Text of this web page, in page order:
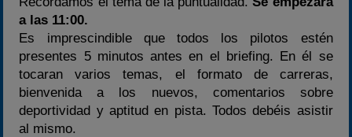
a las 11:00.
Es imprescindible que todos los pilotos estén
presentes 5 minutos antes en el briefing. En él se
tocaran varios temas, el formato de carreras,
bienvenida a los nuevos, comentarios sobre
deportividad y aptitud en pista. Todos debéis asistir
al mismo.